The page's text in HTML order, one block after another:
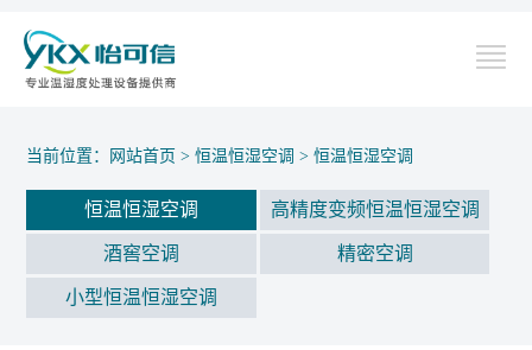
当前位置： 网站首页 >恒温恒湿空调 >恒温恒湿空调
恒温恒湿空调 高精度变频恒温恒湿空调
酒窖空调 精密空调
小型恒温恒湿空调